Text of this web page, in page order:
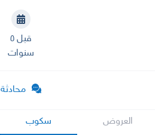
قبل ٥
سنوات
محادثة
العروض سكوب